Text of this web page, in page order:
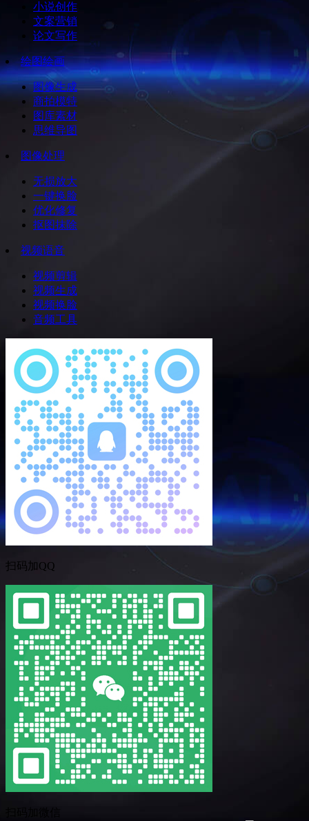
小说创作
文案营销
论文写作
绘图绘画
图像生成
商拍模特
图库素材
思维导图
图像处理
无损放大
一键换脸
优化修复
抠图抹除
视频语音
视频剪辑
视频生成
视频换脸
音频工具
扫码加QQ